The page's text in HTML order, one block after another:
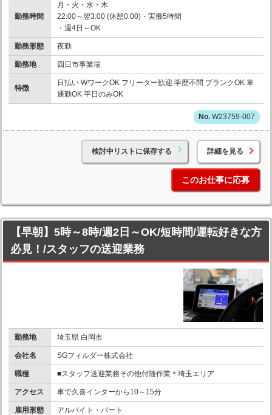
勤務時間
月・火・水・木
22:00～翌3:00 (休憩0:00)・実働5時間
・週4日～OK
勤務形態 夜勤
勤務地 四日市事業場
特徴
日払い WワークOK フリーター歓迎 学歴不問 ブランクOK 車
通勤OK 平日のみOK
W23759-007
検討中リストに保存する 詳細を見る
このお仕事に応募
【早朝】5時～8時/週2日～OK/短時間/運転好きな方
必見！/スタッフの送迎業務
勤務地 埼玉県 白岡市
会社名 SGフィルダー株式会社
職種 ■スタッフ送迎業務その他付随作業＊埼玉エリア
アクセス 車で久喜インターから10～15分
雇用形態 アルバイト・パート